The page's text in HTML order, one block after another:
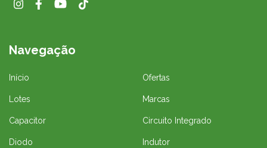
Navegação
Início Ofertas
Lotes Marcas
Capacitor Circuito Integrado
Diodo Indutor